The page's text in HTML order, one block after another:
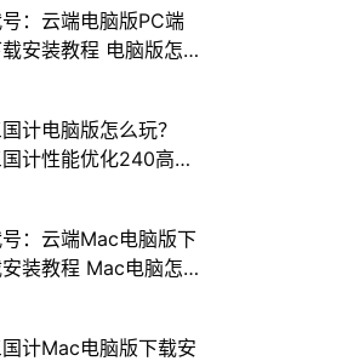
：云端电脑版PC端
安装教程 电脑版怎
计电脑版怎么玩？
计性能优化240高帧
：云端Mac电脑版下
装教程 Mac电脑怎
计Mac电脑版下载安